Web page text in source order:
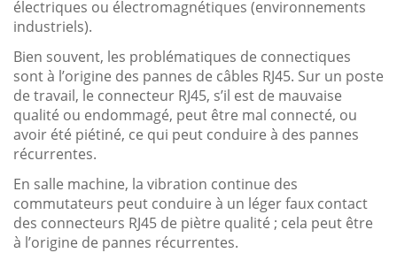
électriques ou électromagnétiques (environnements
industriels).
Bien souvent, les problématiques de connectiques
sont à l’origine des pannes de câbles RJ45. Sur un poste
de travail, le connecteur RJ45, s’il est de mauvaise
qualité ou endommagé, peut être mal connecté, ou
avoir été piétiné, ce qui peut conduire à des pannes
récurrentes.
En salle machine, la vibration continue des
commutateurs peut conduire à un léger faux contact
des connecteurs RJ45 de piètre qualité ; cela peut être
à l’origine de pannes récurrentes.